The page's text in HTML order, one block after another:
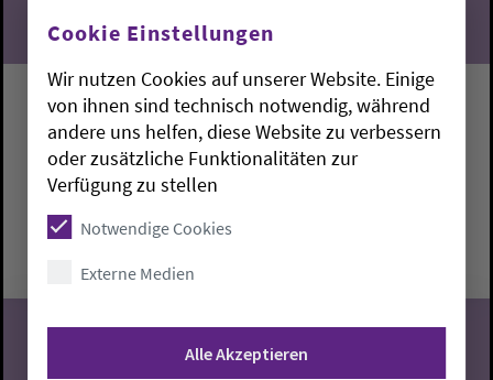
Singen mit Lidia
Stadland:Gemeindehaus
Donnerstag, 6.8.2026, 14:30-16 Uhr
Cookie Einstellungen
Wir nutzen Cookies auf unserer Website. Einige
von ihnen sind technisch notwendig, während
andere uns helfen, diese Website zu verbessern
oder zusätzliche Funktionalitäten zur
Verfügung zu stellen
Notwendige Cookies
Externe Medien
Alle Akzeptieren